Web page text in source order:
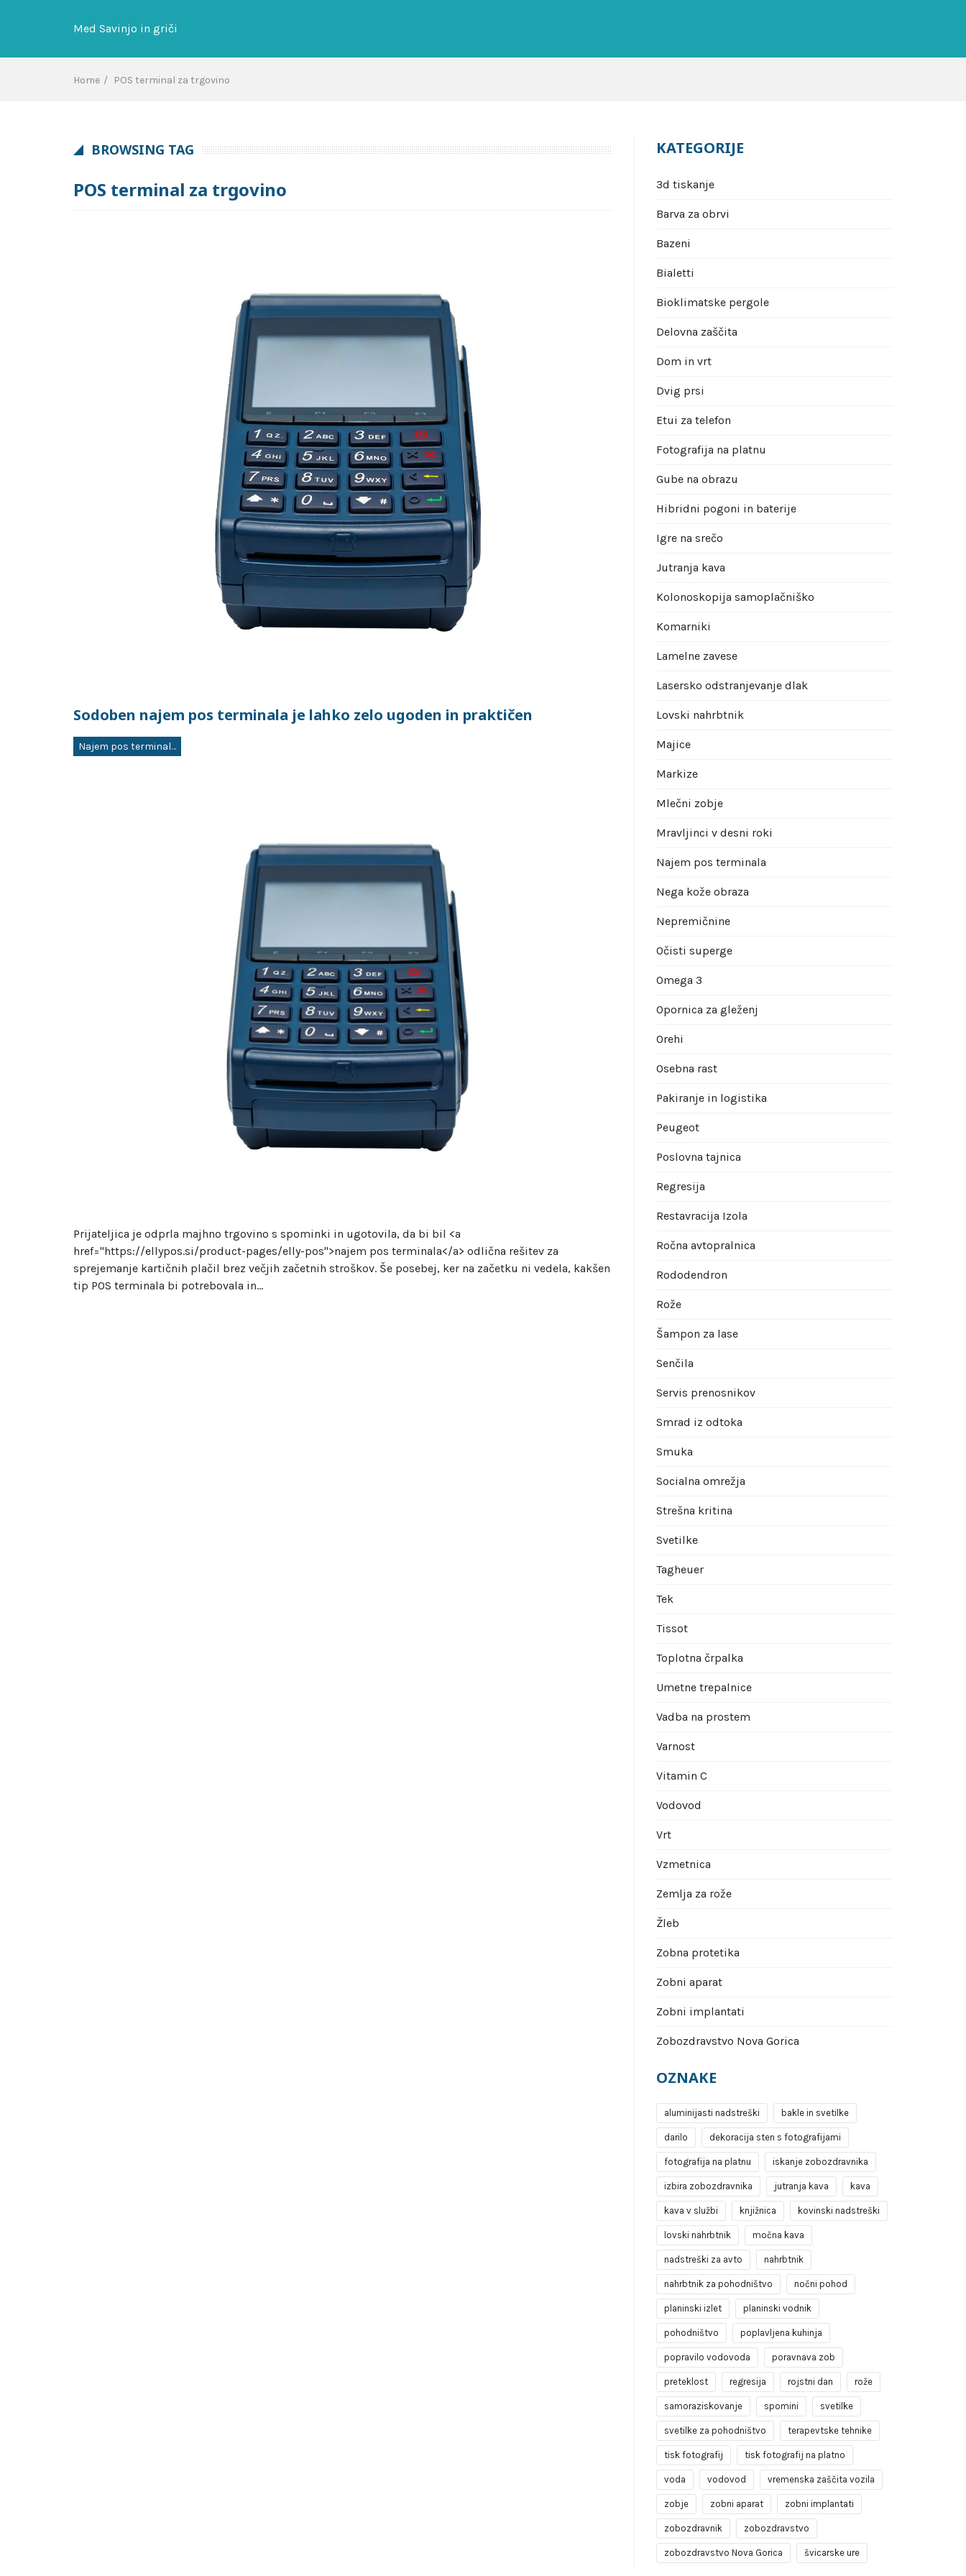
Med Savinjo in griči
Home POS terminal za trgovino
BROWSING TAG
POS terminal za trgovino
Sodoben najem pos terminala je lahko zelo ugoden in praktičen
Najem pos terminala
Prijateljica je odprla majhno trgovino s spominki in ugotovila, da bi bil <a
href="https://ellypos.si/product-pages/elly-pos">najem pos terminala</a> odlična rešitev za
sprejemanje kartičnih plačil brez večjih začetnih stroškov. Še posebej, ker na začetku ni vedela, kakšen
tip POS terminala bi potrebovala in…
KATEGORIJE
3d tiskanje
Barva za obrvi
Bazeni
Bialetti
Bioklimatske pergole
Delovna zaščita
Dom in vrt
Dvig prsi
Etui za telefon
Fotografija na platnu
Gube na obrazu
Hibridni pogoni in baterije
Igre na srečo
Jutranja kava
Kolonoskopija samoplačniško
Komarniki
Lamelne zavese
Lasersko odstranjevanje dlak
Lovski nahrbtnik
Majice
Markize
Mlečni zobje
Mravljinci v desni roki
Najem pos terminala
Nega kože obraza
Nepremičnine
Očisti superge
Omega 3
Opornica za gleženj
Orehi
Osebna rast
Pakiranje in logistika
Peugeot
Poslovna tajnica
Regresija
Restavracija Izola
Ročna avtopralnica
Rododendron
Rože
Šampon za lase
Senčila
Servis prenosnikov
Smrad iz odtoka
Smuka
Socialna omrežja
Strešna kritina
Svetilke
Tagheuer
Tek
Tissot
Toplotna črpalka
Umetne trepalnice
Vadba na prostem
Varnost
Vitamin C
Vodovod
Vrt
Vzmetnica
Zemlja za rože
Žleb
Zobna protetika
Zobni aparat
Zobni implantati
Zobozdravstvo Nova Gorica
OZNAKE
aluminijasti nadstreški bakle in svetilke
darilo dekoracija sten s fotografijami
fotografija na platnu iskanje zobozdravnika
izbira zobozdravnika jutranja kava kava
kava v službi knjižnica kovinski nadstreški
lovski nahrbtnik močna kava
nadstreški za avto nahrbtnik
nahrbtnik za pohodništvo nočni pohod
planinski izlet planinski vodnik
pohodništvo poplavljena kuhinja
popravilo vodovoda poravnava zob
preteklost regresija rojstni dan rože
samoraziskovanje spomini svetilke
svetilke za pohodništvo terapevtske tehnike
tisk fotografij tisk fotografij na platno
voda vodovod vremenska zaščita vozila
zobje zobni aparat zobni implantati
zobozdravnik zobozdravstvo
zobozdravstvo Nova Gorica švicarske ure